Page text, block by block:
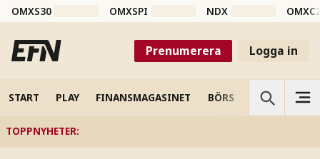
OMXS30 OMXSPI NDX
Prenumerera Logga in
START PLAY FINANSMAGASINET BÖRS VETENSKAP
TOPPNYHETER: